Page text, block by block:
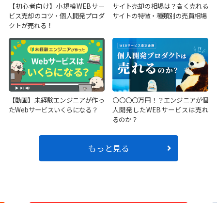
【初心者向け】小規模WEBサー
ビス売却のコツ・個人開発プロダ
クトが売れる！
サイト売却の相場は？高く売れる
サイトの特徴・種類別の売買相場
【動画】未経験エンジニアが作っ
たWebサービスいくらになる？
〇〇〇〇万円！？エンジニアが個
人開発したWEBサービスは売れ
るのか？
もっと見る